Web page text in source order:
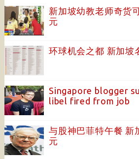
新加坡幼教老师奇货
元
环球机会之都 新加坡
Singapore blogger
libel fired from job
与股神巴菲特午餐 新
元